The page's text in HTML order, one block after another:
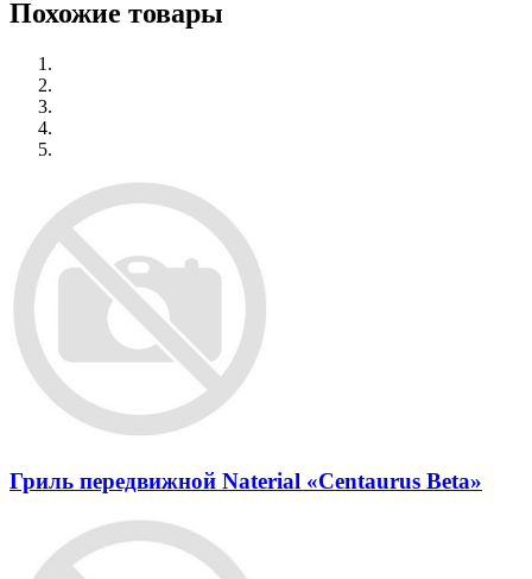
Похожие товары
Гриль передвижной Naterial «Centaurus Beta»